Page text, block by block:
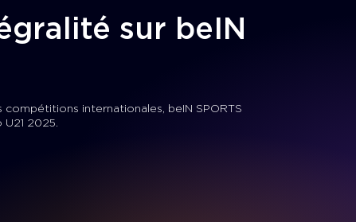
sur beIN
internationales, beIN SPORTS
U21 2025.